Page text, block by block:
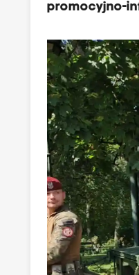
promocyjno-